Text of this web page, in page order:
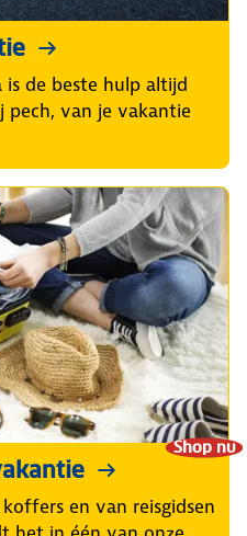
de beste hulp altijd
pech, van je vakantie
Shop nu
en van reisgidsen